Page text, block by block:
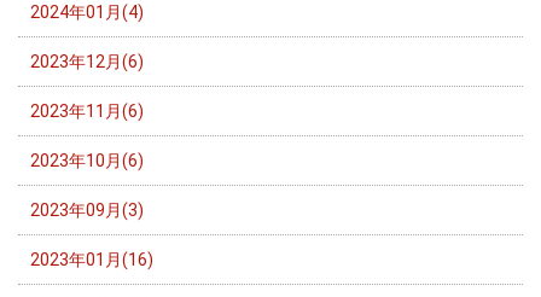
2024年01月(4)
2023年12月(6)
2023年11月(6)
2023年10月(6)
2023年09月(3)
2023年01月(16)